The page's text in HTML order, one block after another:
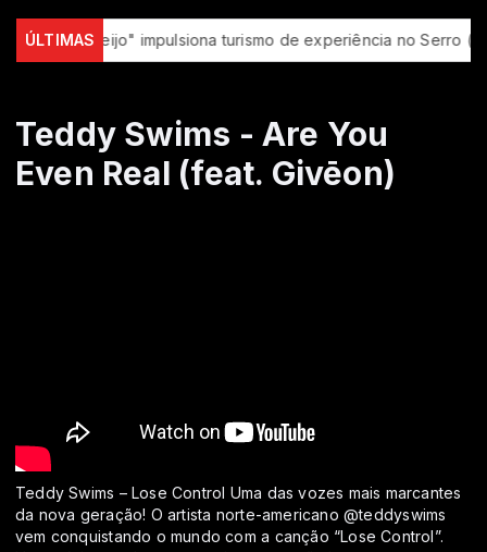
ÚLTIMAS
do Queijo" impulsiona turismo de experiência no Serro (MG)
Teddy Swims - Are You
Even Real (feat. Givēon)
Teddy Swims – Lose Control Uma das vozes mais marcantes
da nova geração! O artista norte-americano @teddyswims
vem conquistando o mundo com a canção “Lose Control”.